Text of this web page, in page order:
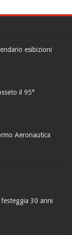
esibizioni
il 95°
Aeronautica
30 anni